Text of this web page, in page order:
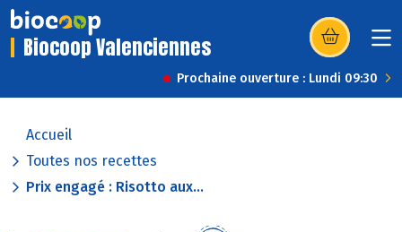
Biocoop Valenciennes (s’ouvre dans
Prochaine ouverture : Lundi 09:30
Accueil
Toutes nos recettes
Prix engagé : Risotto aux...